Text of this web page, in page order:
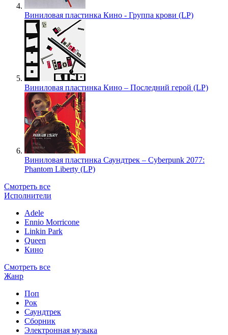
Виниловая пластинка Кино - Группа крови (LP)
Виниловая пластинка Кино – Последний герой (LP)
Виниловая пластинка Саундтрек – Cyberpunk 2077:
Phantom Liberty (LP)
Смотреть все
Исполнители
Adele
Ennio Morricone
Linkin Park
Queen
Кино
Смотреть все
Жанр
Поп
Рок
Саундтрек
Сборник
Электронная музыка